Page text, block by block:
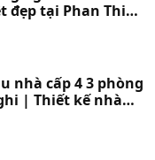
đẹp tại Phan Thiết
nhà cấp 4 3 phòng
| Thiết kế nhà